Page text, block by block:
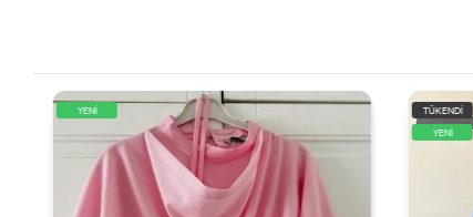
YENİ
TÜKENDİ
YENİ